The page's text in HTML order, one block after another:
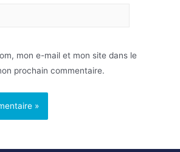
mon e-mail et mon site dans le
prochain commentaire.